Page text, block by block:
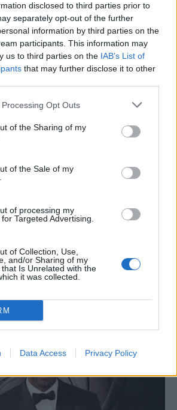
disclosed to third parties prior to
separately opt-out of the further
information by third parties on the
participants. This information may
us to third parties on the IAB’s List of
that may further disclose it to other
Opt Outs
of the Sharing of my
of the Sale of my
of processing my
Targeted Advertising.
of Collection, Use,
and/or Sharing of my
Is Unrelated with the
it was collected.
Data Access Privacy Policy